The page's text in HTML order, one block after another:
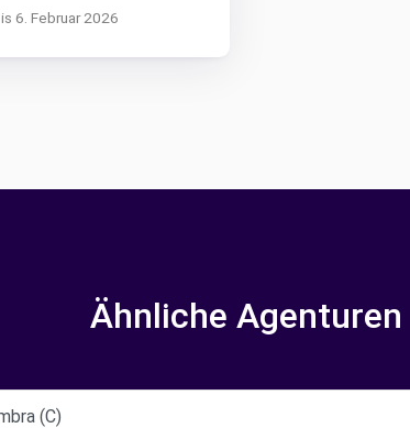
6. Februar 2026
Ähnliche Agenturen
(C)